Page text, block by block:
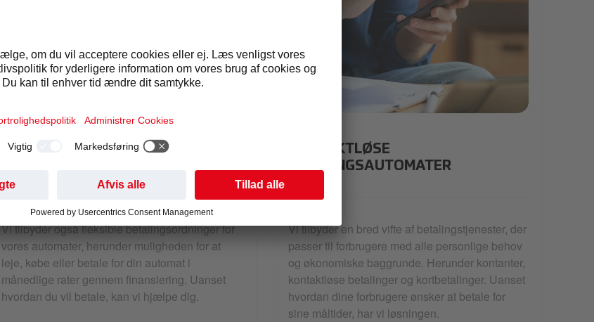
affordable
SALGS- OG KAFFEAUTOMATER
Vi tilbyder også fleksible betalingsordninger for
vores automater, herunder muligheden for at
leje, købe eller betale for din automat i
månedlige rater gennem finansiering. Uanset
hvordan du vil betale, kan vi hjælpe dig.
KONTAKTLØSE
BETALINGSAUTOMATER
Vi tilbyder en bred vifte af betalingstjenester, der
passer til forbrugere med alle personlige behov
og økonomiske baggrunde. Herunder kontanter,
kontaktløse betalinger og kortbetalinger. Uanset
hvordan dine forbrugere ønsker at betale for
sine måltider, har vi løsningen.